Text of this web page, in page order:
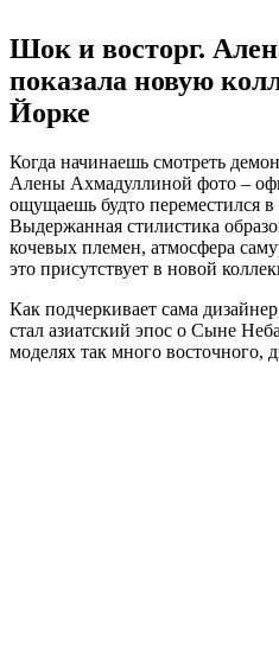
Шок и восторг.
показала новую
Йорке
Когда начинаешь смотреть
Алены Ахмадуллиной фото –
ощущаешь будто переместился в
Выдержанная стилистика
кочевых племен, атмосфера
это присутствует в новой
Как подчеркивает сама
стал азиатский эпос о Сыне
моделях так много восточного,